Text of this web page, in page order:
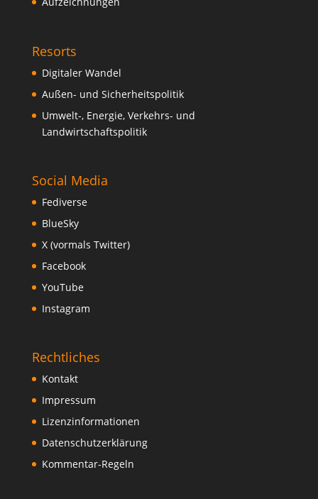
Resorts
Digitaler Wandel
Außen- und Sicherheitspolitik
Umwelt-, Energie, Verkehrs- und
Landwirtschaftspolitik
Social Media
Fediverse
BlueSky
X (vormals Twitter)
Facebook
YouTube
Instagram
Rechtliches
Kontakt
Impressum
Lizenzinformationen
Datenschutzerklärung
Kommentar-Regeln